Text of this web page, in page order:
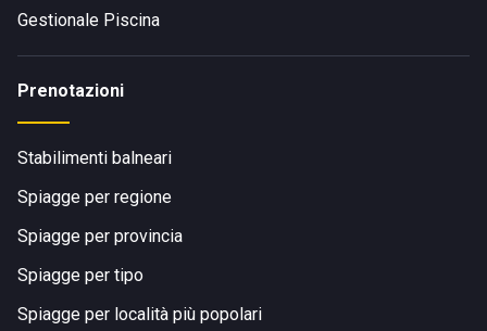
Gestionale Piscina
Prenotazioni
Stabilimenti balneari
Spiagge per regione
Spiagge per provincia
Spiagge per tipo
Spiagge per località più popolari